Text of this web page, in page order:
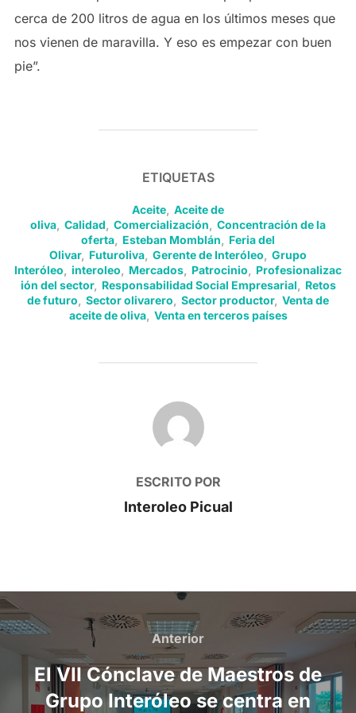
cerca de 200 litros de agua en los últimos meses que
nos vienen de maravilla. Y eso es empezar con buen
pie”.
ETIQUETAS
Aceite Aceite de
oliva Calidad Comercialización
Concentración de la
oferta
Esteban Momblán
Feria del
Olivar, Futuroliva Gerente de Interóleo
Grupo
Interóleo
interoleo Mercados Patrocinio
Profesionalizac
ión del sector, Responsabilidad Social Empresarial
Retos
de futuro
Sector olivarero Sector productor, Venta de
aceite de oliva, Venta en terceros países
AUTOR DE LA PUBLICACIÓN
ESCRITO POR
Interoleo Picual
Navegación
de
entradas
Anterior
Anterior
El VII Cónclave de Maestros de
Grupo Interóleo se centra en